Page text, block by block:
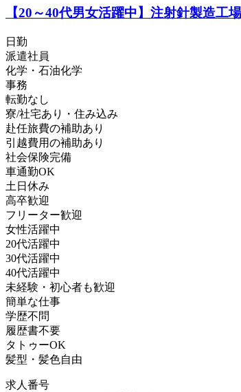
【20～40代男女活躍中】注射針製造
日勤
派遣社員
化学・石油化学
事務
転勤なし
寮/社宅あり・住み込み
赴任旅費の補助あり
引越費用の補助あり
社会保険完備
車通勤OK
土日休み
高卒歓迎
フリーター歓迎
女性活躍中
20代活躍中
30代活躍中
40代活躍中
未経験・初心者も歓迎
簡単な仕事
学歴不問
履歴書不要
タトゥーOK
髪型・髪色自由
求人番号